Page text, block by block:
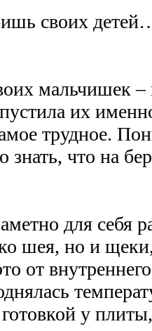
своих
мальчишек –
их
трудное.
знать, что на
для себя
шея, но и
от
у